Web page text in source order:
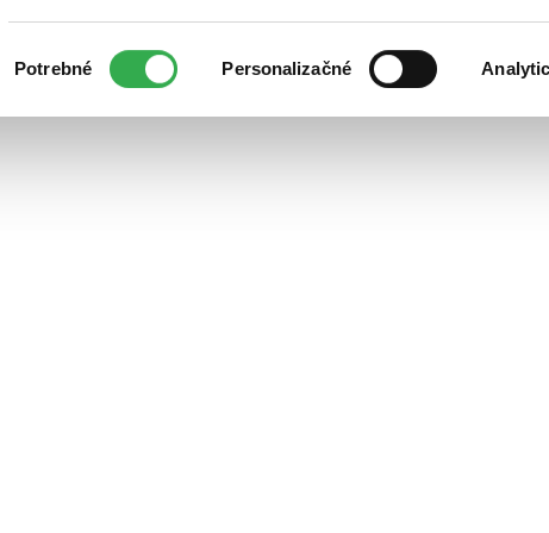
súhlasu
Potrebné Personalizačné